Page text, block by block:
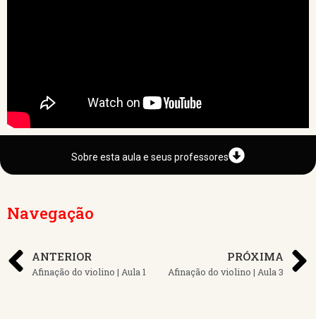
Sobre esta aula e seus professores
Navegação
ANTERIOR
Afinação do violino | Aula 1
PRÓXIMA
Afinação do violino | Aula 3